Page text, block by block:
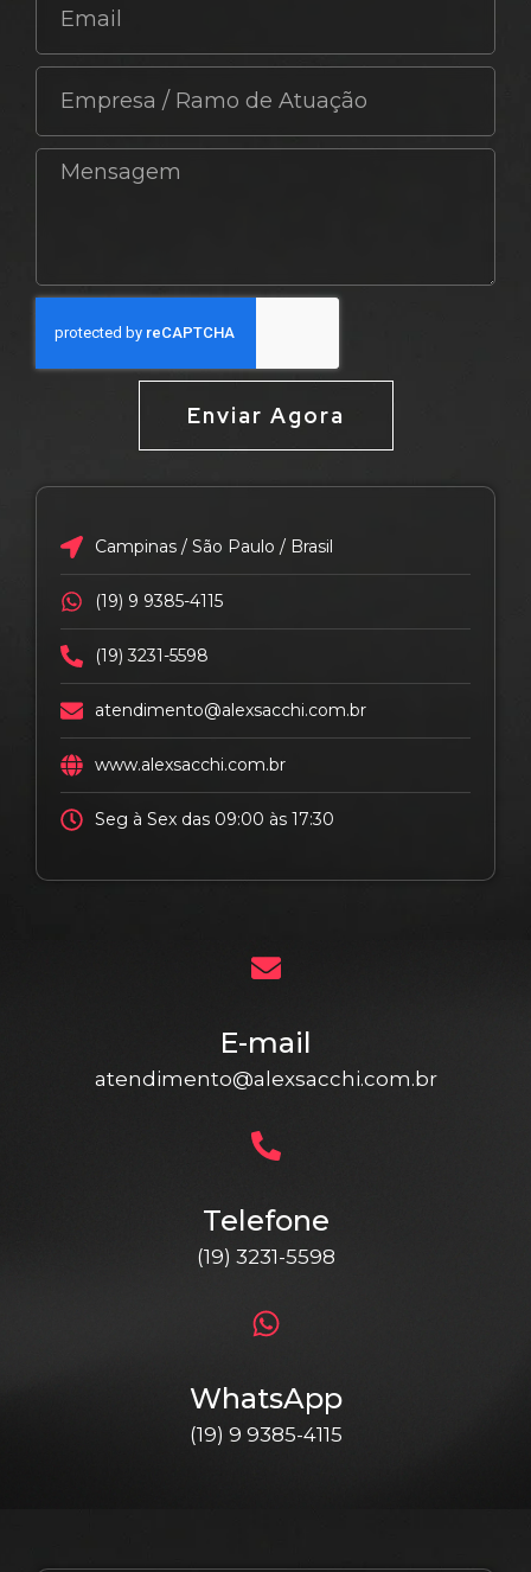
Enviar Agora
Campinas / São Paulo / Brasil
(19) 9 9385-4115
(19) 3231-5598
atendimento@alexsacchi.com.br
www.alexsacchi.com.br
Seg à Sex das 09:00 às 17:30
E-mail
atendimento@alexsacchi.com.br
Telefone
(19) 3231-5598
WhatsApp
(19) 9 9385-4115